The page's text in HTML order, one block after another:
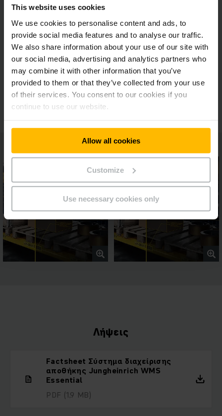
This website uses cookies
We use cookies to personalise content and ads, to
provide social media features and to analyse our traffic.
We also share information about your use of our site with
our social media, advertising and analytics partners who
may combine it with other information that you’ve
provided to them or that they’ve collected from your use
of their services. You consent to our cookies if you
continue to use our website.
Allow all cookies
Customize
Use necessary cookies only
εβδομάδα
Μεγάλη επιλογή από λειτουργίες
Μοναδικό μοντέλο αδειοδότησης
Λήψεις
Factsheet Σύστημα διαχείρισης
αποθήκης Jungheinrich WMS
Essential
PDF (1,9 MB)